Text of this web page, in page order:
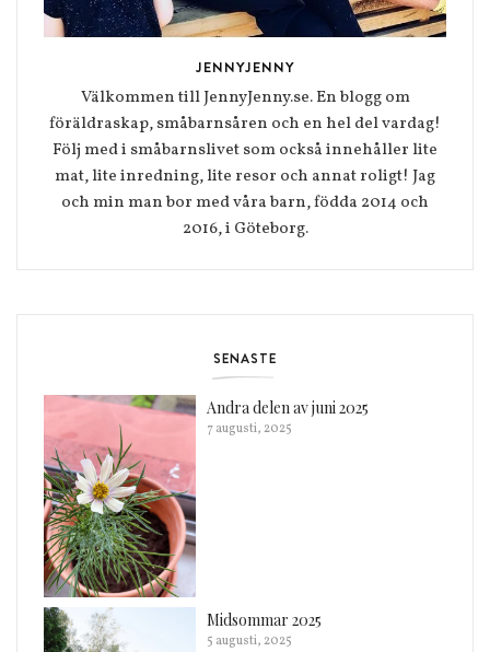
JENNYJENNY
Välkommen till JennyJenny.se. En blogg om
föräldraskap, småbarnsåren och en hel del vardag!
Följ med i småbarnslivet som också innehåller lite
mat, lite inredning, lite resor och annat roligt! Jag
och min man bor med våra barn, födda 2014 och
2016, i Göteborg.
SENASTE
Andra delen av juni 2025
7 augusti, 2025
Midsommar 2025
5 augusti, 2025